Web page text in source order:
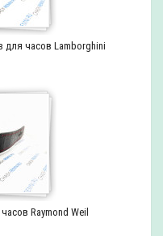
для часов Lamborghini
Raymond Weil